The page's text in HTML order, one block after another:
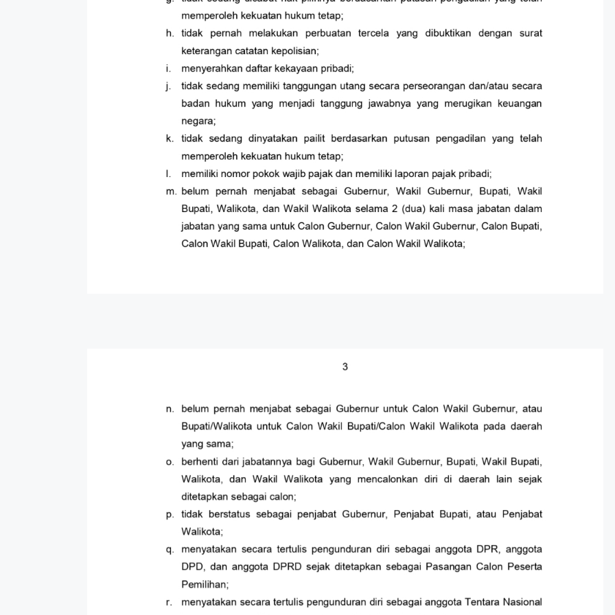
Dewan Dengarkan Nota Pengantar LKPJ Bupati Banyuasin Tahun 2025
APRIL 6, 2026
FEBRUARI 26, 2026